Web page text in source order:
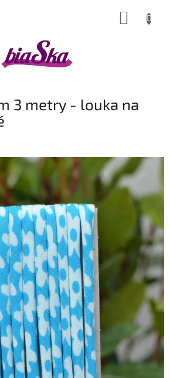
3 metry - louka na